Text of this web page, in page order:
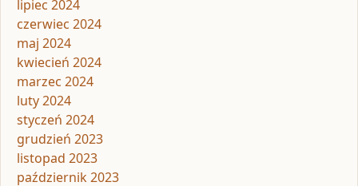
lipiec 2024
czerwiec 2024
maj 2024
kwiecień 2024
marzec 2024
luty 2024
styczeń 2024
grudzień 2023
listopad 2023
październik 2023